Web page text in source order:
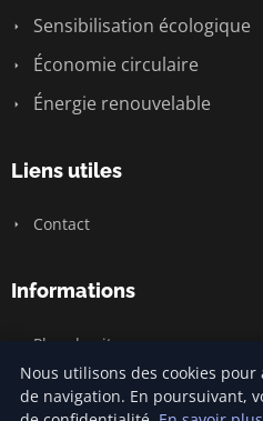
Sensibilisation écologique
Économie circulaire
Énergie renouvelable
Liens utiles
Contact
Informations
Plan du site
Nous utilisons des cookies
de navigation. En poursuivant,